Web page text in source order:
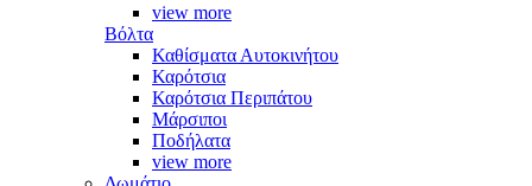
view more
Βόλτα
Καθίσματα Αυτοκινήτου
Καρότσια
Καρότσια Περιπάτου
Μάρσιποι
Ποδήλατα
view more